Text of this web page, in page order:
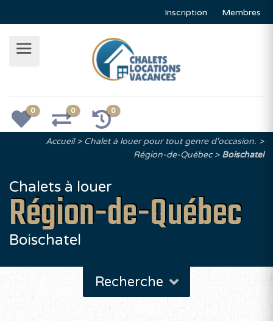
Inscription Membres
0 0 0
Accueil
Chalet à louer pour tout genre d'occasion.
Région-de-Québec
Boischatel
Chalets à louer
Région-de-Québec
Boischatel
Recherche